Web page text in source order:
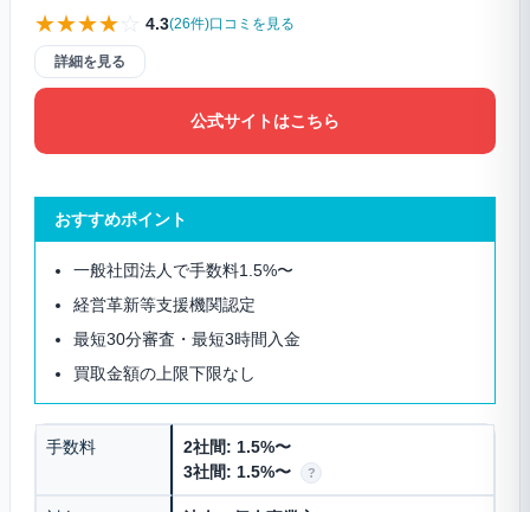
★★★★☆ 4.3(26件)口コミを見る
詳細を見る
公式サイトはこちら
おすすめポイント
一般社団法人で手数料1.5%〜
経営革新等支援機関認定
最短30分審査・最短3時間入金
買取金額の上限下限なし
手数料
2社間: 1.5%〜
3社間: 1.5%〜
?